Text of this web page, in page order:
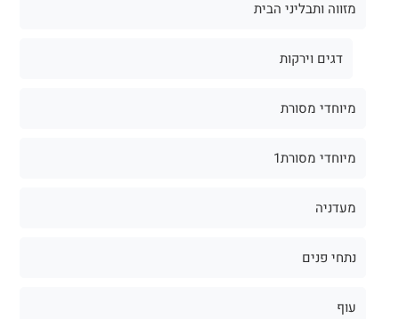
מזווה ותבליני הבית
דגים וירקות
מיוחדי מסורת
מיוחדי מסורת1
מעדניה
נתחי פנים
עוף